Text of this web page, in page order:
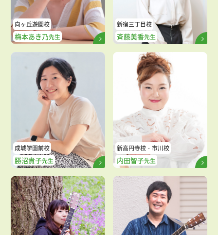
向ヶ丘遊園校
梅本あき乃先生
新宿三丁目校
斉藤美香先生
成城学園前校
勝沼貴子先生
新高円寺校 市川校
内田智子先生